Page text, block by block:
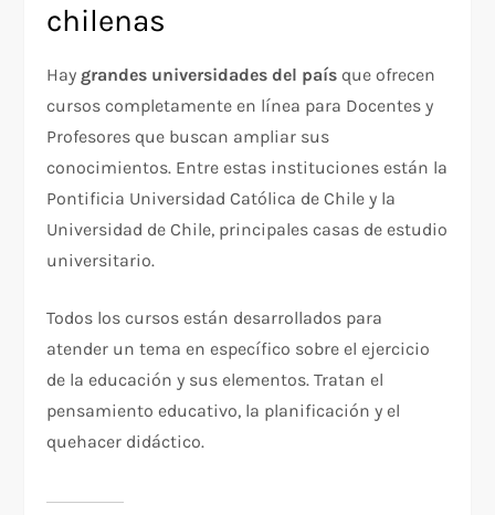
chilenas
Hay grandes universidades del país que ofrecen
cursos completamente en línea para Docentes y
Profesores que buscan ampliar sus
conocimientos. Entre estas instituciones están la
Pontificia Universidad Católica de Chile y la
Universidad de Chile, principales casas de estudio
universitario.
Todos los cursos están desarrollados para
atender un tema en específico sobre el ejercicio
de la educación y sus elementos. Tratan el
pensamiento educativo, la planificación y el
quehacer didáctico.